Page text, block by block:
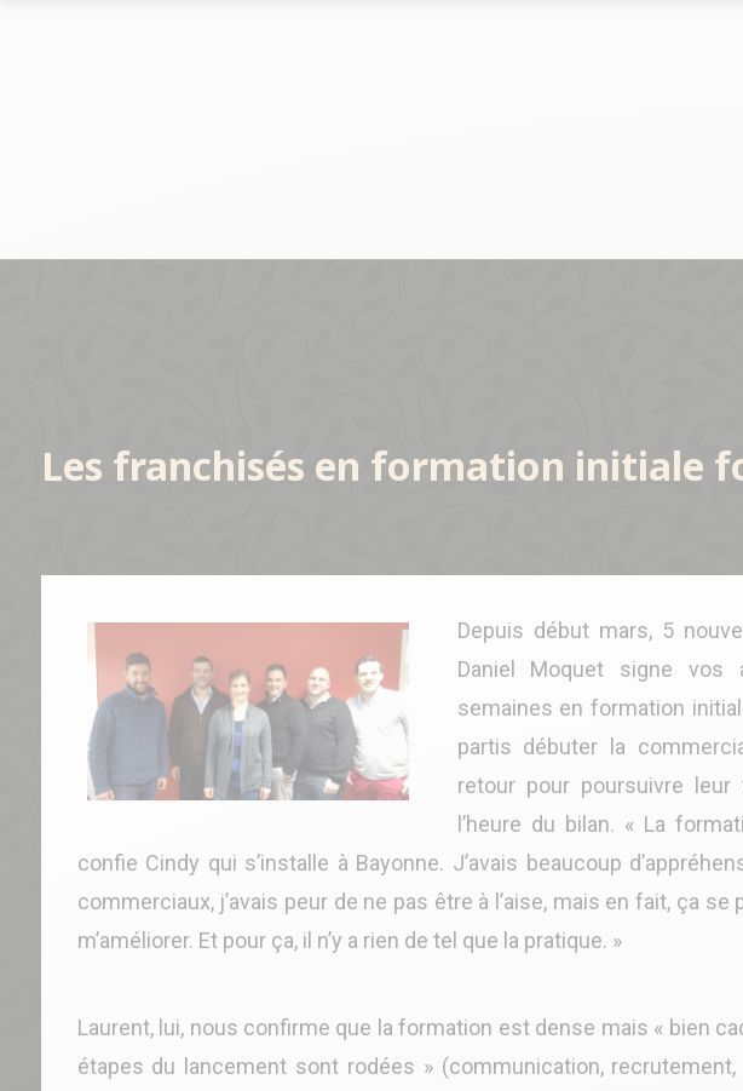
Les franchisés en formation initiale
Depuis début mars, 5
Daniel Moquet signe vos
semaines en formation
partis débuter la
retour pour poursuivre leur
l’heure du bilan. « La
confie Cindy qui s’installe à Bayonne. J’avais beaucoup
commerciaux, j’avais peur de ne pas être à l’aise, mais en fait, ça
m’améliorer. Et pour ça, il n’y a rien de tel que la pratique. »
Laurent, lui, nous confirme que la formation est dense mais « bien
étapes du lancement sont rodées » (communication,